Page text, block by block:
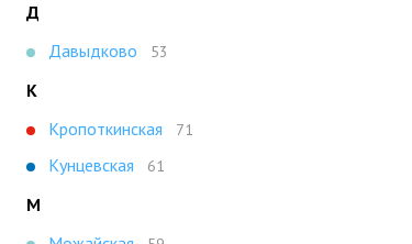
Д
Давыдково
53
К
Кропоткинская
71
Кунцевская 61
М